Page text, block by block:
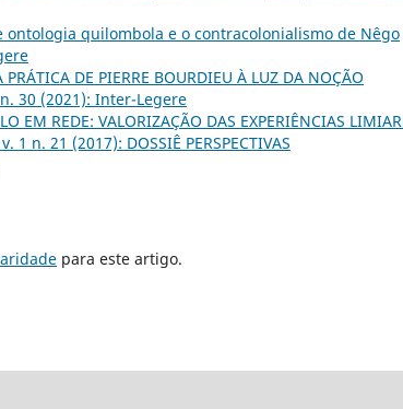
ontologia quilombola e o contracolonialismo de Nêgo
PRÁTICA DE PIERRE BOURDIEU À LUZ DA NOÇÃO
30 (2021): Inter-Legere
EM REDE: VALORIZAÇÃO DAS EXPERIÊNCIAS
1 n. 21 (2017): DOSSIÊ PERSPECTIVAS
para este artigo.